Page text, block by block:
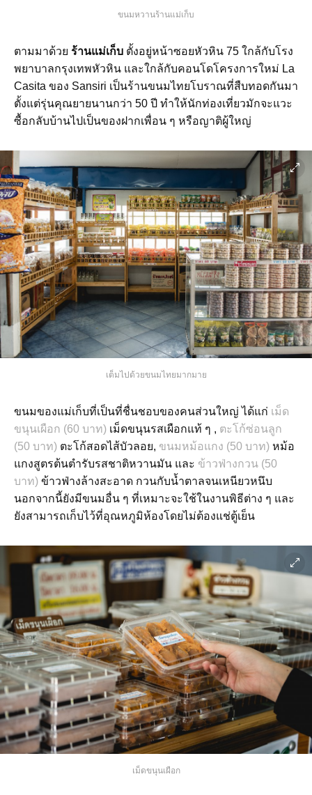
ขนมหวานร้านแม่เก็บ
ตามมาด้วย ร้านแม่เก็บ ตั้งอยู่หน้าซอยหัวหิน 75 ใกล้กับโรง
พยาบาลกรุงเทพหัวหิน และใกล้กับคอนโดโครงการใหม่ La
Casita ของ Sansiri เป็นร้านขนมไทยโบราณที่สืบทอดกันมา
ตั้งแต่รุ่นคุณยายนานกว่า 50 ปี ทำให้นักท่องเที่ยวมักจะแวะ
ซื้อกลับบ้านไปเป็นของฝากเพื่อน ๆ หรือญาติผู้ใหญ่
เต็มไปด้วยขนมไทยมากมาย
ขนมของแม่เก็บที่เป็นที่ชื่นชอบของคนส่วนใหญ่ ได้แก่ เม็ด
ขนุนเผือก (60 บาท) เม็ดขนุนรสเผือกแท้ ๆ , ตะโก้ซ่อนลูก
(50 บาท) ตะโก้สอดไส้บัวลอย, ขนมหม้อแกง (50 บาท) หม้อ
แกงสูตรต้นตำรับรสชาติหวานมัน และ ข้าวฟ่างกวน (50
บาท) ข้าวฟ่างล้างสะอาด กวนกับน้ำตาลจนเหนียวหนึบ
นอกจากนี้ยังมีขนมอื่น ๆ ที่เหมาะจะใช้ในงานพิธีต่าง ๆ และ
ยังสามารถเก็บไว้ที่อุณหภูมิห้องโดยไม่ต้องแช่ตู้เย็น
เม็ดขนุนเผือก